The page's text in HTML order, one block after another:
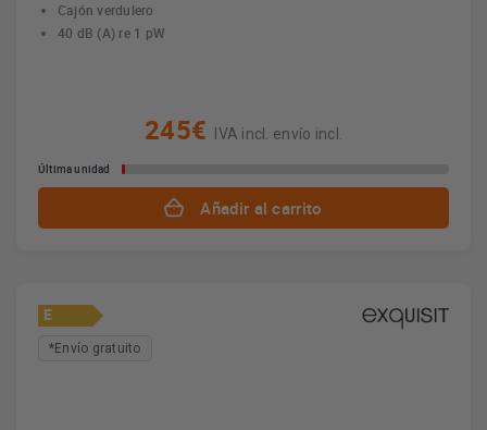
Cajón verdulero
40 dB (A) re 1 pW
245€ IVA incl. envío incl.
Última unidad
Añadir al carrito
E
*Envío gratuito